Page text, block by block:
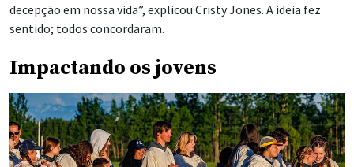
decepção em nossa vida”, explicou Cristy Jones. A ideia fez
sentido; todos concordaram.
Impactando os jovens